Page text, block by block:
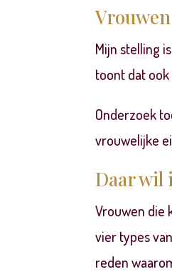
Mijn stelling
toont dat
Onderzoek
vrouwelijke
Daar wil
Vrouwen die
vier types
reden